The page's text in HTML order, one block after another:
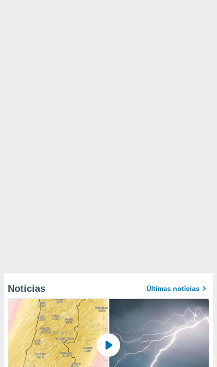
Notícias Últimas notícias